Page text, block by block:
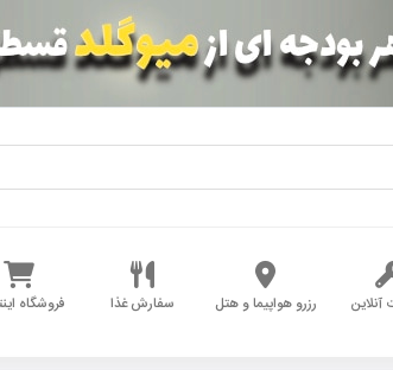
رزرو هواپیما و هتل سفارش غذا فروشگاه